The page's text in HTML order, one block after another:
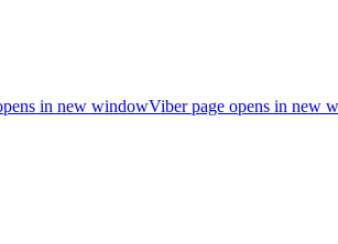
in new windowViber page opens in new